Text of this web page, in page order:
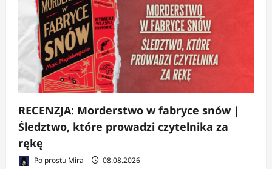
RECENZJA: Morderstwo w fabryce snów |
Śledztwo, które prowadzi czytelnika za
rękę
Po prostu Mira 08.08.2026